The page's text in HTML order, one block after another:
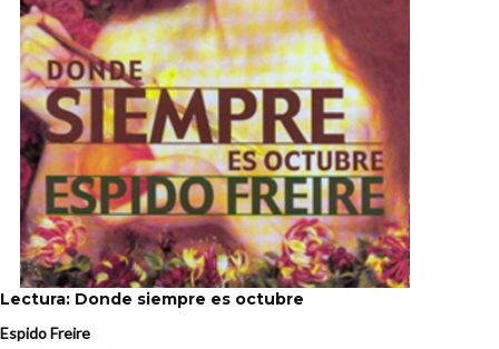
Lectura: Donde siempre es octubre
Espido Freire